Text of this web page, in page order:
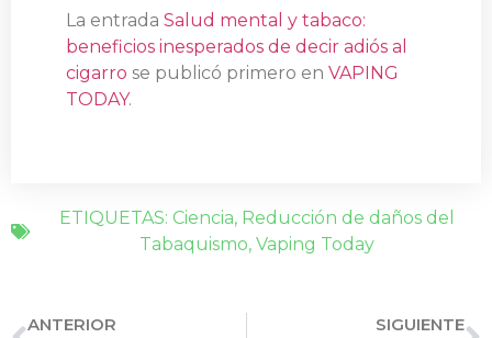
La entrada Salud mental y tabaco:
beneficios inesperados de decir adiós al
cigarro se publicó primero en VAPING
TODAY.
ETIQUETAS: Ciencia, Reducción de daños del
Tabaquismo, Vaping Today
ANTERIOR SIGUIENTE